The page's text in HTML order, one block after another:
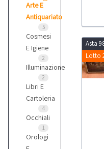
Arte E
Antiquariato
5
Cosmesi
E Igiene
2
Illuminazione
2
Libri E
Cartoleria
4
Occhiali
1
Orologi
Asta
Lotto